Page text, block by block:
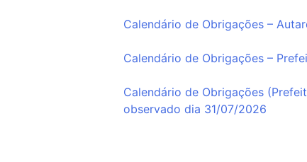
Calendário de Obrigações –
Calendário de Obrigações –
Calendário de Obrigações
observado dia 31/07/2026